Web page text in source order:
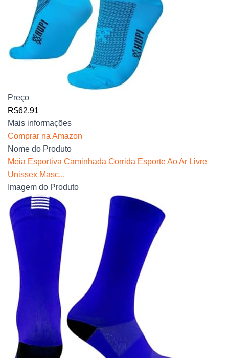
Preço
R$62,91
Mais informações
Comprar na Amazon
Nome do Produto
Meia Esportiva Caminhada Corrida Esporte Ao Ar Livre
Unissex Masc...
Imagem do Produto